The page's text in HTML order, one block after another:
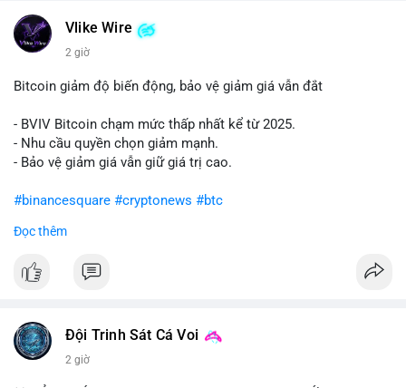
📰 Nguồn: Cointelegraph
Vlike Wire
2 giờ
Bitcoin giảm độ biến động, bảo vệ giảm giá vẫn đắt
- BVIV Bitcoin chạm mức thấp nhất kể từ 2025.
- Nhu cầu quyền chọn giảm mạnh.
- Bảo vệ giảm giá vẫn giữ giá trị cao.
#binancesquare #cryptonews #btc
$btc
#vlikevn #titanbot
Đọc thêm
Đội Trinh Sát Cá Voi
2 giờ